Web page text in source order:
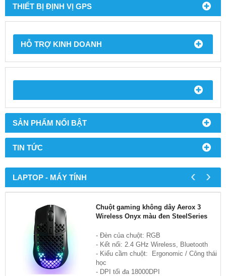
THIẾT BỊ ĐỊNH VỊ GPS
HỖ TRỢ KINH DOANH
SẢN PHẨM NỔI BẬT
TIN TỨC
LAPTOP - MÁY TÍNH
Chuột gaming không dây Aerox 3
Wireless Onyx màu đen SteelSeries
- Đèn của chuột: RGB
- Kết nối: 2.4 GHz Wireless, Bluetooth
- Kiểu cầm chuột: Ergonomic / Công thái
học
- DPI tối đa 18000DPI
‹ ›